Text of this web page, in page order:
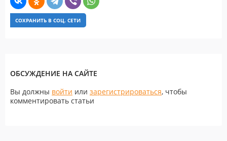
СОХРАНИТЬ В СОЦ. СЕТИ
ОБСУЖДЕНИЕ НА САЙТЕ
Вы должны войти или зарегистрироваться, чтобы
комментировать статьи